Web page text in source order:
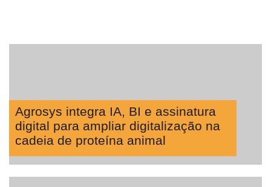
Agrosys integra IA, BI e assinatura
digital para ampliar digitalização na
cadeia de proteína animal